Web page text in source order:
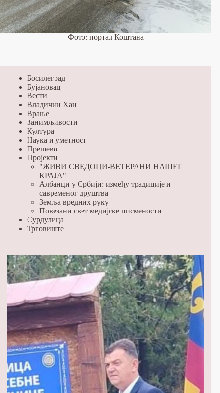
Фото: портал Коштана
Босилеград
Бујановац
Вести
Владичин Хан
Врање
Занимљивости
Култура
Наука и уметност
Прешево
Пројекти
"ЖИВИ СВЕДОЦИ-ВЕТЕРАНИ НАШЕГ
КРАЈА"
Албанци у Србији: између традиције и
савременог друштва
Земља вредних руку
Повезани свет медијске писмености
Сурдулица
Трговиште